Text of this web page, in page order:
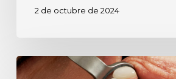
2 de octubre de 2024
Anestesia